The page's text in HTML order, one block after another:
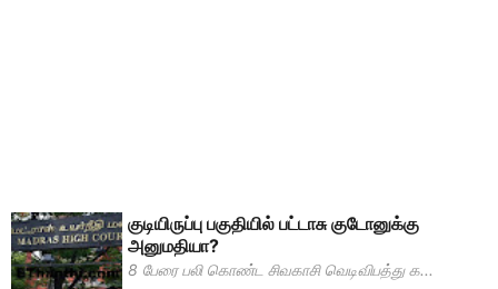
குடியிருப்பு பகுதியில் பட்டாசு குடோனுக்கு
அனுமதியா?
8 பேரை பலி கொண்ட சிவகாசி வெடிவிபத்து க...